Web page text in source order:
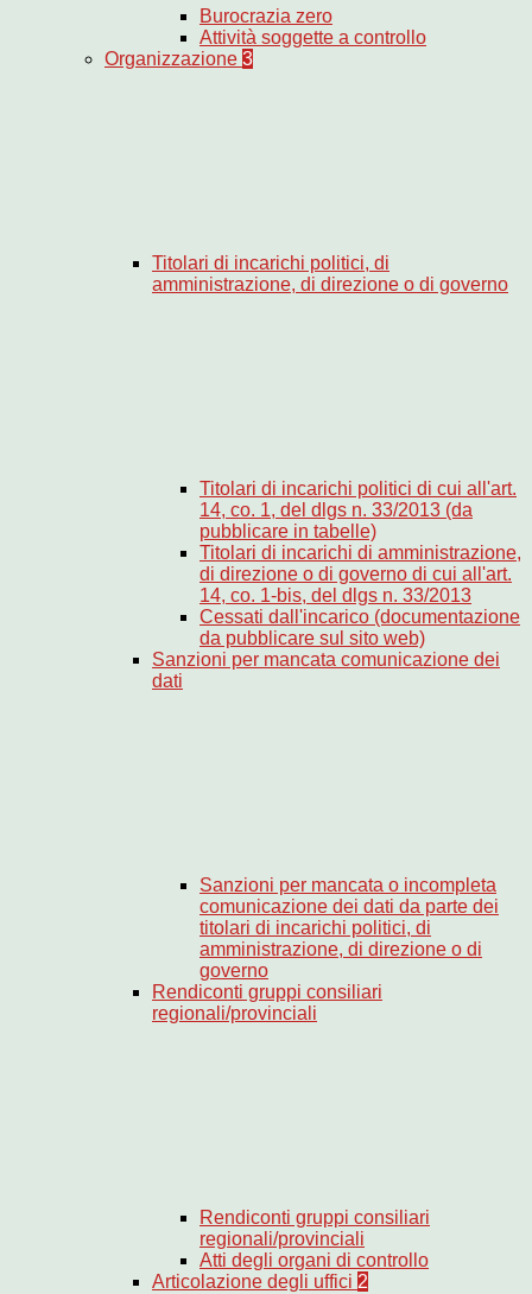
Burocrazia zero
Attività soggette a controllo
Organizzazione 3
Titolari di incarichi politici, di
amministrazione, di direzione o di governo
Titolari di incarichi politici di cui all'art.
14, co. 1, del dlgs n. 33/2013 (da
pubblicare in tabelle)
Titolari di incarichi di amministrazione,
di direzione o di governo di cui all'art.
14, co. 1-bis, del dlgs n. 33/2013
Cessati dall'incarico (documentazione
da pubblicare sul sito web)
Sanzioni per mancata comunicazione dei
dati
Sanzioni per mancata o incompleta
comunicazione dei dati da parte dei
titolari di incarichi politici, di
amministrazione, di direzione o di
governo
Rendiconti gruppi consiliari
regionali/provinciali
Rendiconti gruppi consiliari
regionali/provinciali
Atti degli organi di controllo
Articolazione degli uffici 2